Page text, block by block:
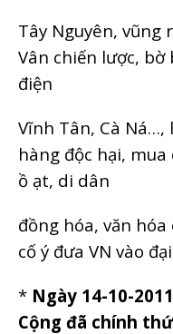
Tây Nguyên, vũng
Vân chiến lược,
điện
Vĩnh Tân, Cà
hàng độc hại,
ồ ạt, di dân
đồng hóa, văn
cố ý đưa VN vào
* Ngày 14-10-
Cộng đã chính